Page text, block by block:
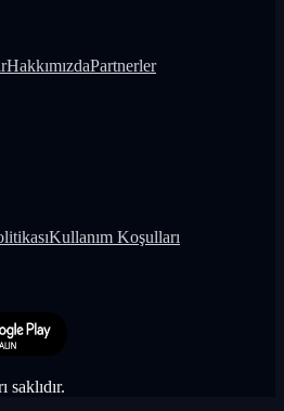
HakkımızdaPartnerler
Kullanım Koşulları
saklıdır.